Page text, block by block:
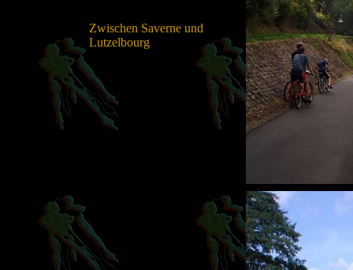
Zwischen Saverne und
Lutzelbourg